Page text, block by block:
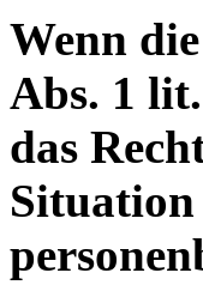
Wenn
Abs. 1 lit
das
Situation